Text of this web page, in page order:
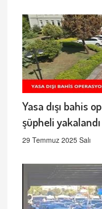
Yasa dışı bahis
şüpheli yakalandı
29 Temmuz 2025 Salı